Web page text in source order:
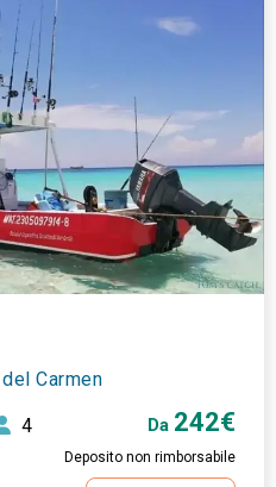
Carmen
4 Da 242€
Deposito non rimborsabile